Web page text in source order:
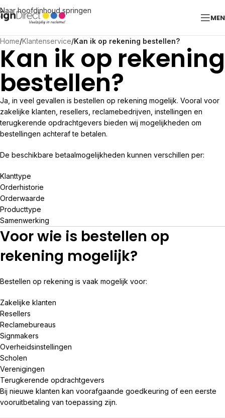
Naar hoofdinhoud springen
Home/Klantenservice/Kan ik op rekening bestellen?
Kan ik op rekening
bestellen?
Ja, in veel gevallen is bestellen op rekening mogelijk. Vooral voor
zakelijke klanten, resellers, reclamebedrijven, instellingen en
terugkerende opdrachtgevers bieden wij mogelijkheden om
bestellingen achteraf te betalen.
De beschikbare betaalmogelijkheden kunnen verschillen per:
Klanttype
Orderhistorie
Orderwaarde
Producttype
Samenwerking
Voor wie is bestellen op
rekening mogelijk?
Bestellen op rekening is vaak mogelijk voor:
Zakelijke klanten
Resellers
Reclamebureaus
Signmakers
Overheidsinstellingen
Scholen
Verenigingen
Terugkerende opdrachtgevers
Bij nieuwe klanten kan voorafgaande goedkeuring of een eerste
vooruitbetaling van toepassing zijn.